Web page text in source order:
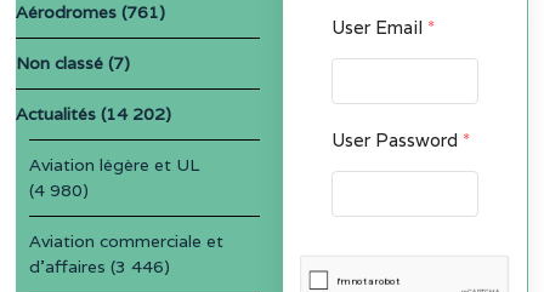
User Email *
User Password *
Aérodromes (761)
Non classé (7)
Actualités (14 202)
Aviation légère et UL
(4 980)
Aviation commerciale et
d'affaires (3 446)